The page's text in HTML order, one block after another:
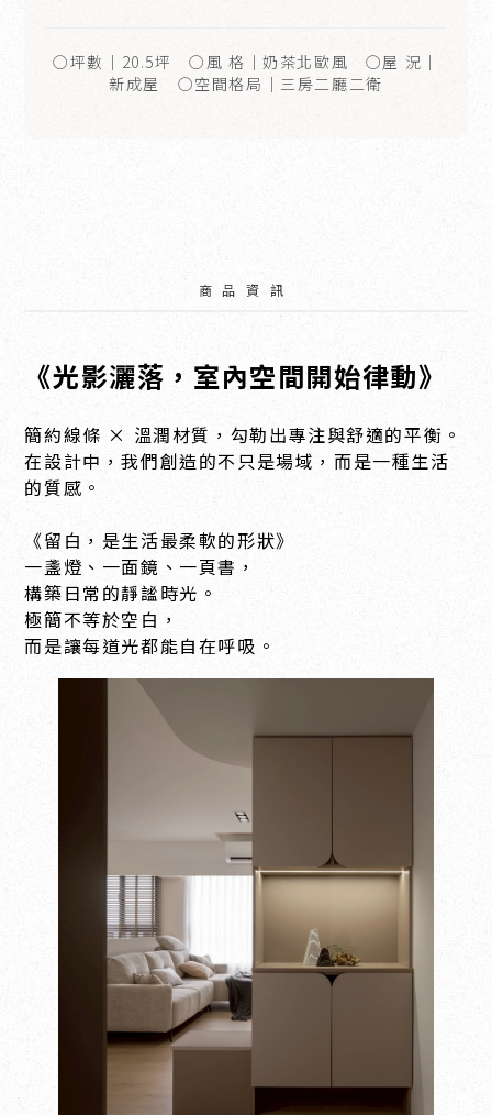
○坪數｜20.5坪 ○風 格｜奶茶北歐風 ○屋 況｜
新成屋 ○空間格局｜三房二廳二衛
商品資訊
《光影灑落，室內空間開始律動》
簡約線條 × 溫潤材質，勾勒出專注與舒適的平衡。
在設計中，我們創造的不只是場域，而是一種生活
的質感。
《留白，是生活最柔軟的形狀》
一盞燈、一面鏡、一頁書，
構築日常的靜謐時光。
極簡不等於空白，
而是讓每道光都能自在呼吸。